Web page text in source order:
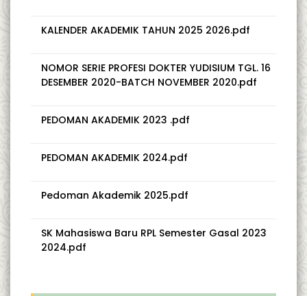
KALENDER AKADEMIK TAHUN 2025 2026.pdf
NOMOR SERIE PROFESI DOKTER YUDISIUM TGL. 16
DESEMBER 2020-BATCH NOVEMBER 2020.pdf
PEDOMAN AKADEMIK 2023 .pdf
PEDOMAN AKADEMIK 2024.pdf
Pedoman Akademik 2025.pdf
SK Mahasiswa Baru RPL Semester Gasal 2023
2024.pdf